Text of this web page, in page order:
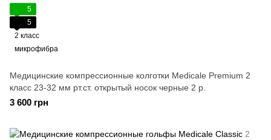
5
5
2 класс
микрофибра
Медицинские компрессионные колготки Medicale Premium 2
класс 23-32 мм рт.ст. открытый носок черные 2 р.
3 600 грн